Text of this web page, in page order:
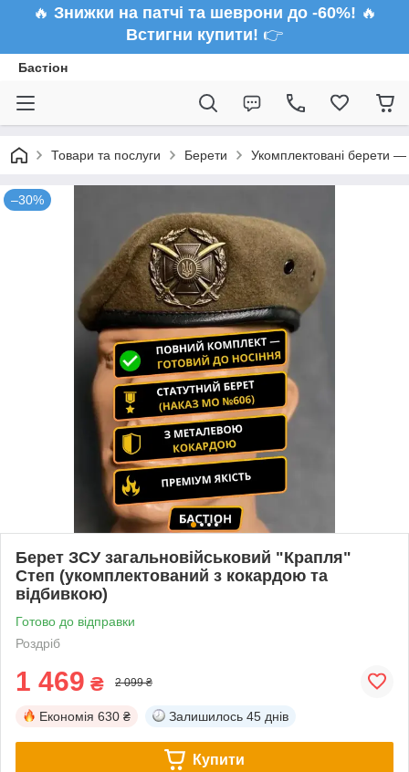
🔥 Знижки на патчі та шеврони до -60%! 🔥
Встигни купити! 👉
Бастіон
Товари та послуги Берети Укомплектовані берети
–30%
Берет ЗСУ загальновійськовий "Крапля"
Степ (укомплектований з кокардою та
відбивкою)
Готово до відправки
Роздріб
1 469 ₴ 2 099 ₴
Економія 630 ₴ Залишилось 45 днів
Купити